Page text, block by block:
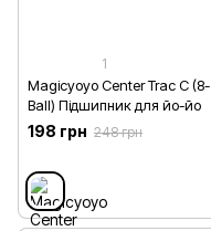
1
Magicyoyo Center Trac С (8-
Ball) Підшипник для йо-йо
198 грн 248 грн